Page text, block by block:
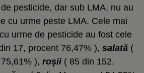
pesticide, dar sub LMA, nu au
cu urme peste LMA. Cele mai
urme de pesticide au fost cele
17, procent 76,47% ), salată (
), roșii( 85 din 152,